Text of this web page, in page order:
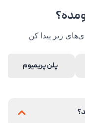
زیر پیدا کن
پلن پریمیوم